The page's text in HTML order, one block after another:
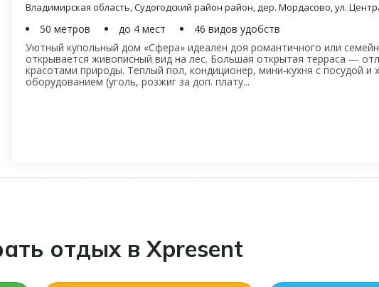
Владимирская область, Судогодский район район, дер. Мордасово, ул.
50 метров до 4 мест
46 видов удобств
Уютный купольный дом «Сфера» идеален доя романтичного или
открывается живописный вид на лес. Большая открытая терраса —
красотами природы. Теплый пол, кондиционер, мини-кухня с посудой
оборудованием (уголь, розжиг за доп. плату...
отдых в Xpresent